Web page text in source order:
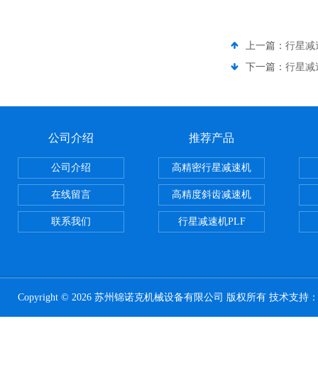
上一篇： 行星减
下一篇： 行星减
公司介绍
公司介绍
在线留言
联系我们
推荐产品
高精密行星减速机
高精度斜齿减速机
行星减速机PLF
Copyright © 2026 苏州锦诺克机械设备有限公司 版权所有 技术支持：